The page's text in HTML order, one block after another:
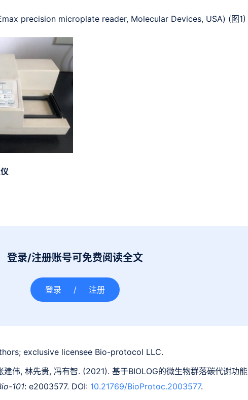
precision microplate reader, Molecular Devices, USA) (图1)
登录/注册账号可免费阅读全文
登录 / 注册
exclusive licensee Bio-protocol LLC.
建伟, 林先贵, 冯有智. (2021). 基于BIOLOG的微生物群落碳代谢功能
101: e2003577. DOI: 10.21769/BioProtoc.2003577.